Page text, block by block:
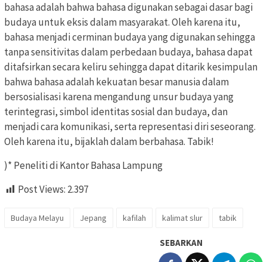
bahasa adalah bahwa bahasa digunakan sebagai dasar bagi
budaya untuk eksis dalam masyarakat. Oleh karena itu,
bahasa menjadi cerminan budaya yang digunakan sehingga
tanpa sensitivitas dalam perbedaan budaya, bahasa dapat
ditafsirkan secara keliru sehingga dapat ditarik kesimpulan
bahwa bahasa adalah kekuatan besar manusia dalam
bersosialisasi karena mengandung unsur budaya yang
terintegrasi, simbol identitas sosial dan budaya, dan
menjadi cara komunikasi, serta representasi diri seseorang.
Oleh karena itu, bijaklah dalam berbahasa. Tabik!
)* Peneliti di Kantor Bahasa Lampung
Post Views: 2.397
Budaya Melayu Jepang kafilah kalimat slur tabik
SEBARKAN